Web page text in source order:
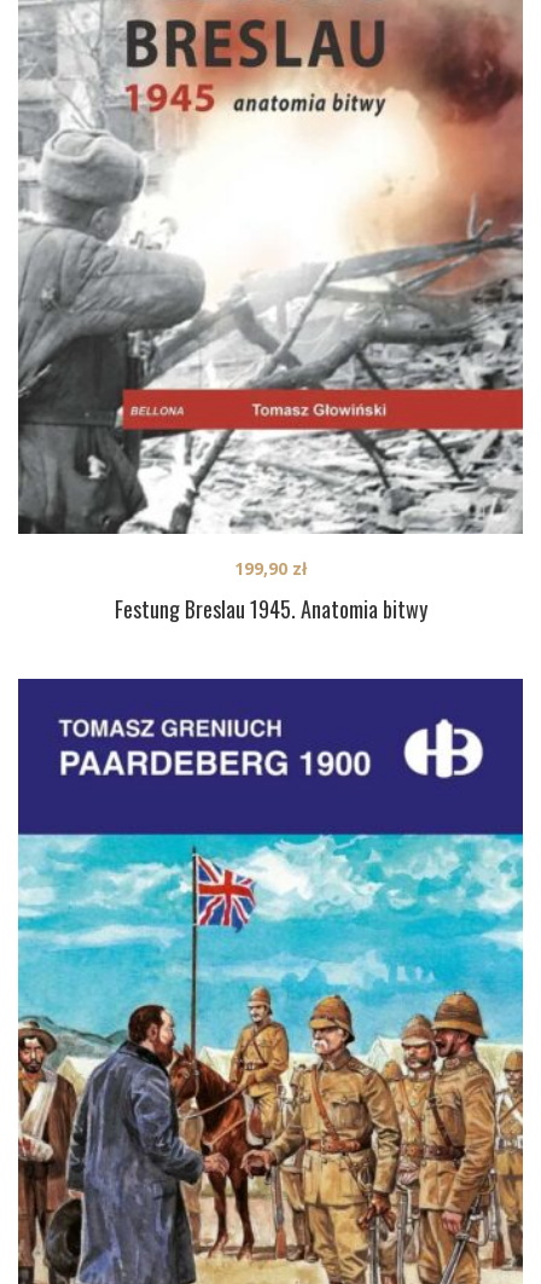
Festung Breslau 1945. Anatomia bitwy
199,90 zł